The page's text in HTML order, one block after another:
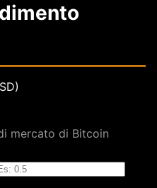
mercato di Bitcoin